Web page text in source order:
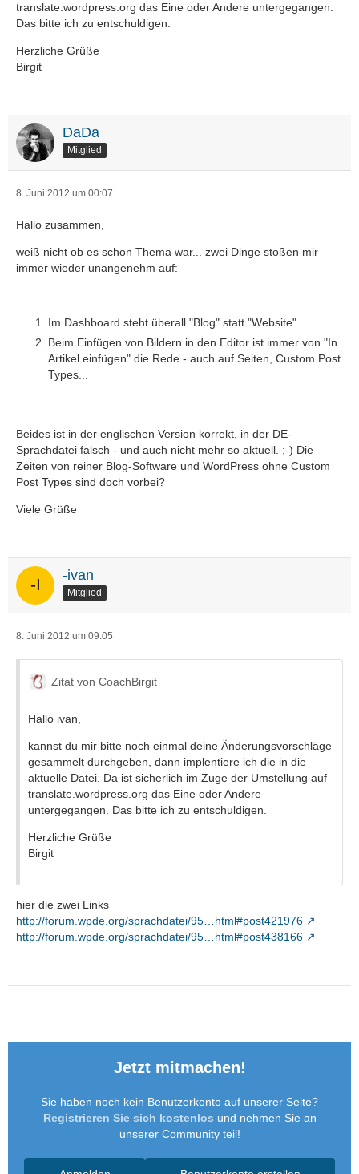
translate.wordpress.org das Eine oder Andere untergegangen.
Das bitte ich zu entschuldigen.
Herzliche Grüße
Birgit
DaDa
Mitglied
8. Juni 2012 um 00:07
Hallo zusammen,
weiß nicht ob es schon Thema war... zwei Dinge stoßen mir
immer wieder unangenehm auf:
Im Dashboard steht überall "Blog" statt "Website".
Beim Einfügen von Bildern in den Editor ist immer von "In
Artikel einfügen" die Rede - auch auf Seiten, Custom Post
Types...
Beides ist in der englischen Version korrekt, in der DE-
Sprachdatei falsch - und auch nicht mehr so aktuell. ;-) Die
Zeiten von reiner Blog-Software und WordPress ohne Custom
Post Types sind doch vorbei?
Viele Grüße
-ivan
Mitglied
8. Juni 2012 um 09:05
Zitat von CoachBirgit
Hallo ivan,
kannst du mir bitte noch einmal deine Änderungsvorschläge
gesammelt durchgeben, dann implentiere ich die in die
aktuelle Datei. Da ist sicherlich im Zuge der Umstellung auf
translate.wordpress.org das Eine oder Andere
untergegangen. Das bitte ich zu entschuldigen.
Herzliche Grüße
Birgit
hier die zwei Links
http://forum.wpde.org/sprachdatei/95…html#post421976
http://forum.wpde.org/sprachdatei/95…html#post438166
Jetzt mitmachen!
Sie haben noch kein Benutzerkonto auf unserer Seite?
Registrieren Sie sich kostenlos und nehmen Sie an
unserer Community teil!